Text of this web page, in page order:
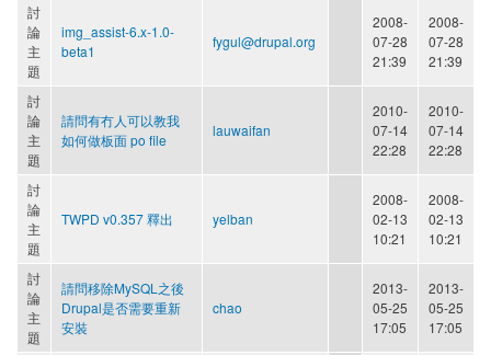
討
論
主
題
img_assist-6.x-1.0-
beta1
fygul@drupal.org
2008-
07-28
21:39
2008-
07-28
21:39
討
論
主
題
請問有冇人可以教我
如何做板面 po file
lauwaifan
2010-
07-14
22:28
2010-
07-14
22:28
討
論
主
題
TWPD v0.357 釋出 yelban
2008-
02-13
10:21
2008-
02-13
10:21
討
論
主
題
請問移除MySQL之後
Drupal是否需要重新
安裝
chao
2013-
05-25
17:05
2013-
05-25
17:05